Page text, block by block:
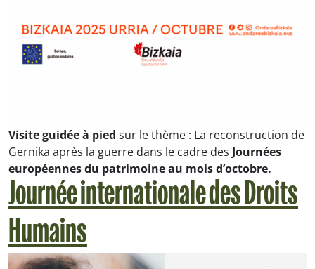
Visite guidée à pied sur le thème : La reconstruction de
Gernika après la guerre dans le cadre des Journées
européennes du patrimoineau mois d’octobre.
Journée internationale des Droits
Humains